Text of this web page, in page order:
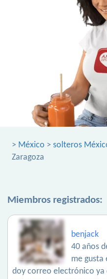
> México > solteros
Zaragoza
Miembros registrados:
benjack
40 años
me gusta
doy correo electrónico ya